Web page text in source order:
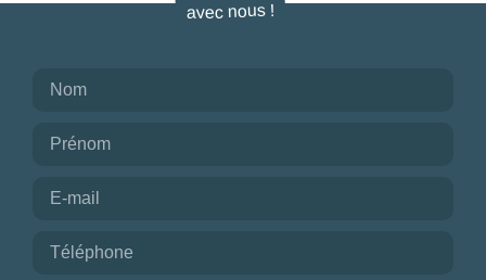
avec nous !